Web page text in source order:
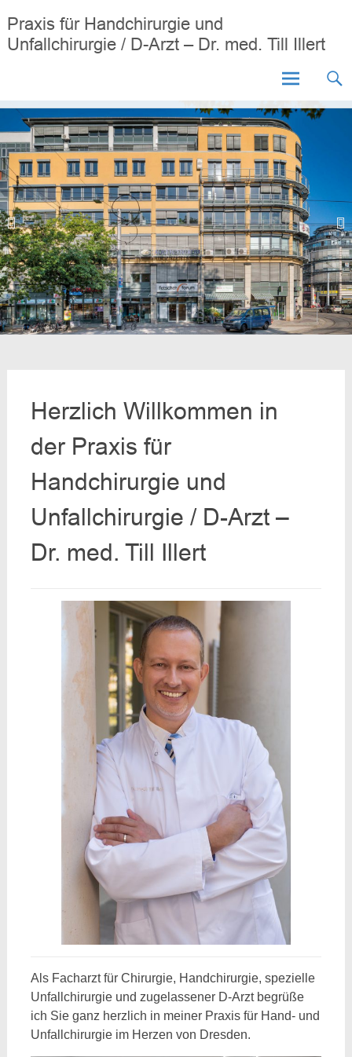
Inhalt
springen
Praxis für Handchirurgie und
Unfallchirurgie / D-Arzt – Dr. med. Till Illert
Herzlich Willkommen in
der Praxis für
Handchirurgie und
Unfallchirurgie / D-Arzt –
Dr. med. Till Illert
Als Facharzt für Chirurgie, Handchirurgie, spezielle
Unfallchirurgie und zugelassener D-Arzt begrüße
ich Sie ganz herzlich in meiner Praxis für Hand- und
Unfallchirurgie im Herzen von Dresden.